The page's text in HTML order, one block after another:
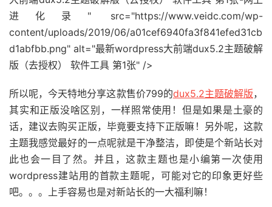
进化录" src="https://www.veidc.com/wp-
content/uploads/2019/06/a01cef6940fa3f841efed31cb
d1abfbb.png" alt="最新wordpress大前端dux5.2主题破解
版（去授权） 软件工具 第1张" />
所以呢，今天特地分享这款售价799的dux5.2主题破解版，
其实和正版没啥区别，一样照常使用！但是如果是土豪的
话，建议去购买正版，毕竟要支持下正版嘛！另外呢，这款
主题我感觉最好的一点呢就是干净整洁，即使是个新站长对
此也会一目了然。并且，这款主题也是小编第一次使用
wordpress建站用的首款主题呢，可能对它的印象更好些
吧。。。上手容易也是对新站长的一大福利嘛！